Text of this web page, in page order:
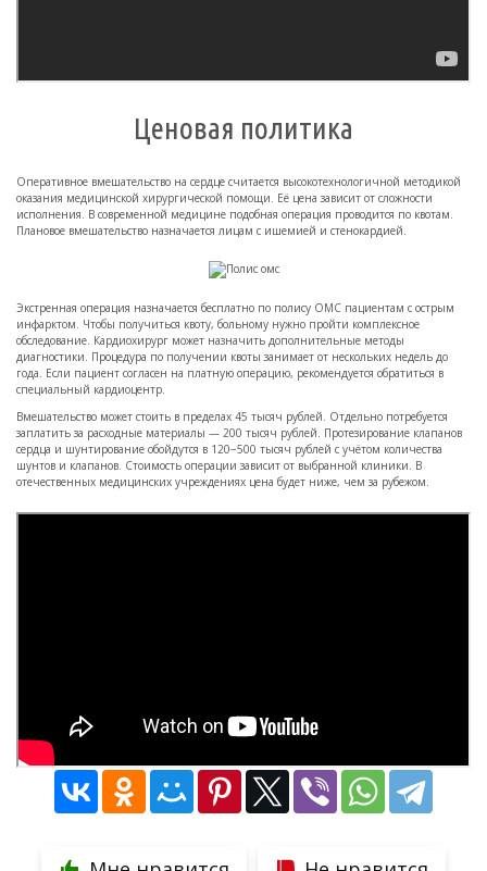
Ценовая политика
Оперативное вмешательство на сердце считается высокотехнологичной методикой
оказания медицинской хирургической помощи. Её цена зависит от сложности
исполнения. В современной медицине подобная операция проводится по квотам.
Плановое вмешательство назначается лицам с ишемией и стенокардией.
Экстренная операция назначается бесплатно по полису ОМС пациентам с острым
инфарктом. Чтобы получиться квоту, больному нужно пройти комплексное
обследование. Кардиохирург может назначить дополнительные методы
диагностики. Процедура по получении квоты занимает от нескольких недель до
года. Если пациент согласен на платную операцию, рекомендуется обратиться в
специальный кардиоцентр.
Вмешательство может стоить в пределах 45 тысяч рублей. Отдельно потребуется
заплатить за расходные материалы — 200 тысяч рублей. Протезирование клапанов
сердца и шунтирование обойдутся в 120−500 тысяч рублей с учётом количества
шунтов и клапанов. Стоимость операции зависит от выбранной клиники. В
отечественных медицинских учреждениях цена будет ниже, чем за рубежом.